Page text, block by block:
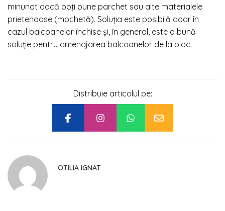
minunat dacă poți pune parchet sau alte materialele
prietenoase (mochetă). Soluția este posibilă doar în
cazul balcoanelor închise și, în general, este o bună
soluție pentru amenajarea balcoanelor de la bloc.
Distribuie articolul pe:
OTILIA IGNAT